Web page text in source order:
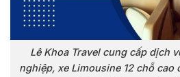
Lê Khoa Travel cung cấp dịch
nghiệp, xe Limousine 12 chỗ cao